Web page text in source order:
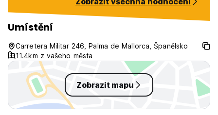
There is no
especially since
Umístění
Carretera Militar 246, Palma de Mallorca, Španělsko
11.4km z vašeho města
Zobrazit mapu